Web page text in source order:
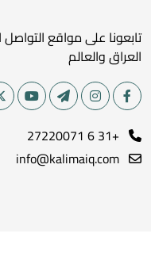
تابعونا على مواقع التواصل
العراق والعالم
+31 6 27220071
info@kalimaiq.com